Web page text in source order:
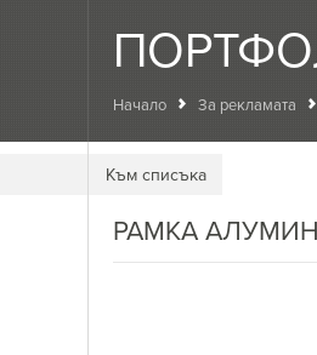
Начало За рекламата
Kъм списъка
РАМКА